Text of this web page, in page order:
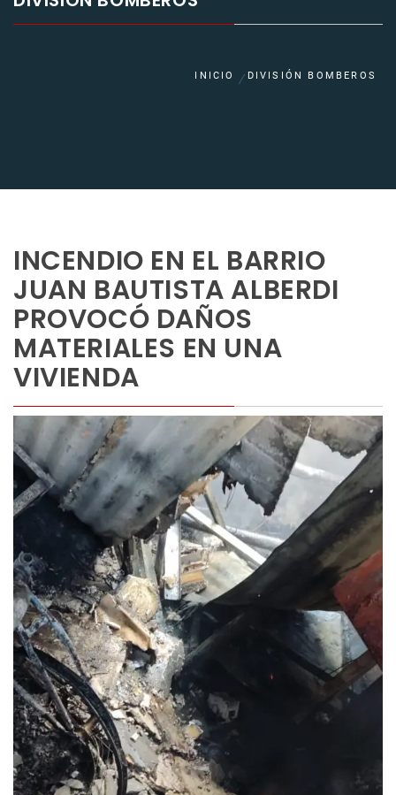
INICIO DIVISIÓN BOMBEROS
INCENDIO EN EL BARRIO
JUAN BAUTISTA ALBERDI
PROVOCÓ DAÑOS
MATERIALES EN UNA
VIVIENDA